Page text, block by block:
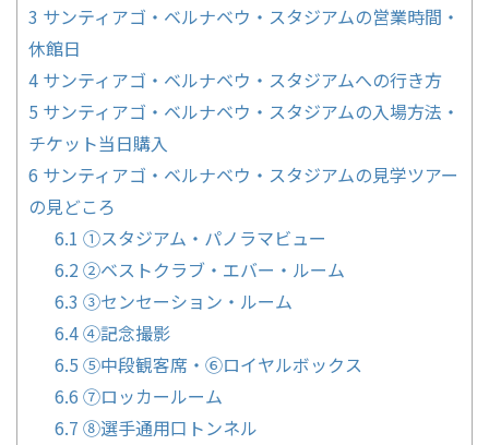
3 サンティアゴ・ベルナベウ・スタジアムの営業時間・
休館日
4 サンティアゴ・ベルナベウ・スタジアムへの行き方
5 サンティアゴ・ベルナベウ・スタジアムの入場方法・
チケット当日購入
6 サンティアゴ・ベルナベウ・スタジアムの見学ツアー
の見どころ
6.1 ①スタジアム・パノラマビュー
6.2②ベストクラブ・エバー・ルーム
6.3 ③センセーション・ルーム
6.4④記念撮影
6.5 ⑤中段観客席・⑥ロイヤルボックス
6.6 ⑦ロッカールーム
6.7 ⑧選手通用口トンネル